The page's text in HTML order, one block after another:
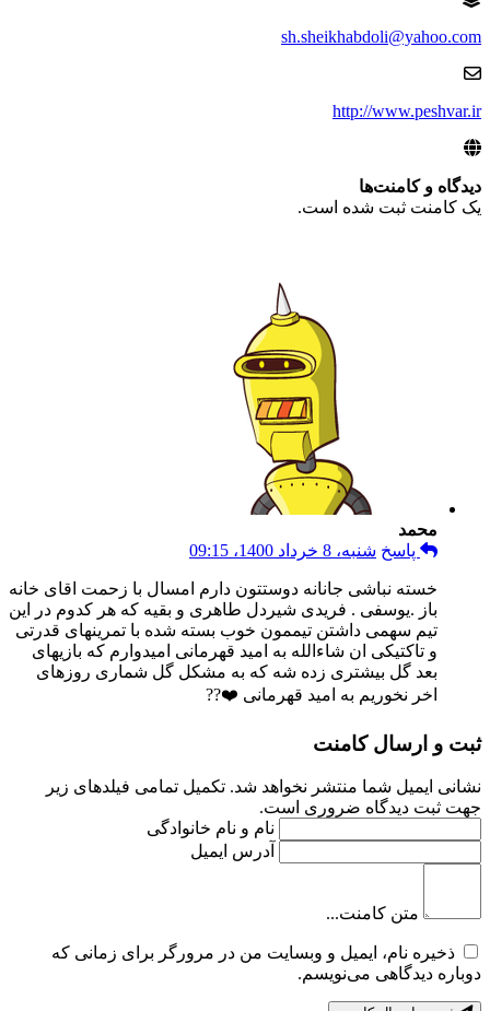
sh.sheikhabdoli@yahoo.com
http://www.peshvar.ir
دیدگاه‌ و کامنت‌ها
یک کامنت ثبت شده است.
محمد
پاسخ شنبه، 8 خرداد 1400، 09:15
خسته نباشی جانانه دوستتون دارم امسال با زحمت اقای خانه
باز .یوسفی . فریدی شیردل طاهری و بقیه که هر کدوم در این
تیم سهمی داشتن تیممون خوب بسته شده با تمرینهای قدرتی
و تاکتیکی ان شاءالله به امید قهرمانی امیدوارم که بازیهای
بعد گل بیشتری زده شه که به مشکل گل شماری روزهای
اخر نخوریم به امید قهرمانی ❤️??
ثبت و ارسال کامنت
نشانی ایمیل شما منتشر نخواهد شد. تکمیل تمامی فیلد‌های زیر
جهت ثبت دیدگاه ضروری است.
نام و نام خانوادگی
آدرس ایمیل
متن کامنت...
ذخیره نام، ایمیل و وبسایت من در مرورگر برای زمانی که
دوباره دیدگاهی می‌نویسم.